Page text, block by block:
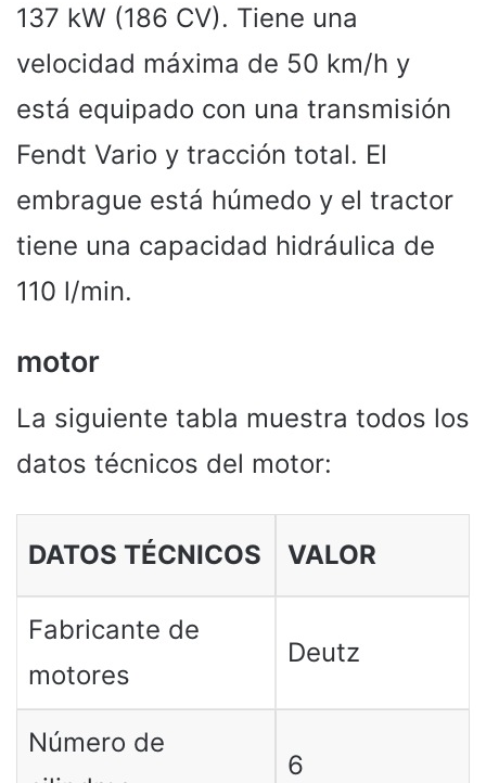
137 kW (186 CV). Tiene una
velocidad máxima de 50 km/h y
está equipado con una transmisión
Fendt Vario y tracción total. El
embrague está húmedo y el tractor
tiene una capacidad hidráulica de
110 l/min.
motor
La siguiente tabla muestra todos los
datos técnicos del motor:
DATOS TÉCNICOS VALOR
Fabricante de
motores
Deutz
Número de
6